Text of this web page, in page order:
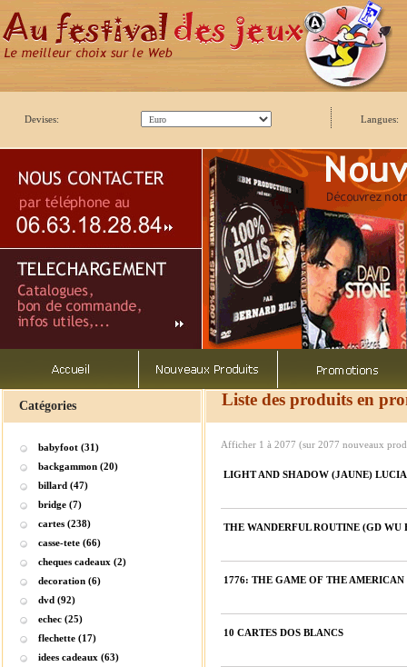
Devises: Langues:
Catégories
babyfoot (31)
backgammon (20)
billard (47)
bridge (7)
cartes (238)
casse-tete (66)
cheques cadeaux (2)
decoration (6)
dvd (92)
echec (25)
flechette (17)
idees cadeaux (63)
Liste des produits en
Afficher 1 à 2077 (sur 2077 nouveaux
LIGHT AND SHADOW (JAUNE)
THE WANDERFUL ROUTINE (GD WU
1776: THE GAME OF THE
10 CARTES DOS BLANCS